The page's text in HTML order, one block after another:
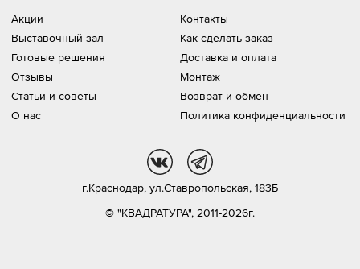
Акции
Выставочный зал
Готовые решения
Отзывы
Статьи и советы
О нас
Контакты
Как сделать заказ
Доставка и оплата
Монтаж
Возврат и обмен
Политика конфиденциальности
© "КВАДРАТУРА", 2011-2026г.
г.Краснодар, ул.Ставропольская, 183Б
vk